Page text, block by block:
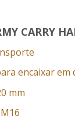
CARRY
encaixar
mm